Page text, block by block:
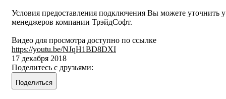
Условия предоставления подключения Вы можете уточнить у
менеджеров компании ТрэйдСофт.
Видео для просмотра доступно по ссылке
https://youtu.be/NJqH1BD8DXI
17 декабря 2018
Поделитесь с друзьями:
Поделиться